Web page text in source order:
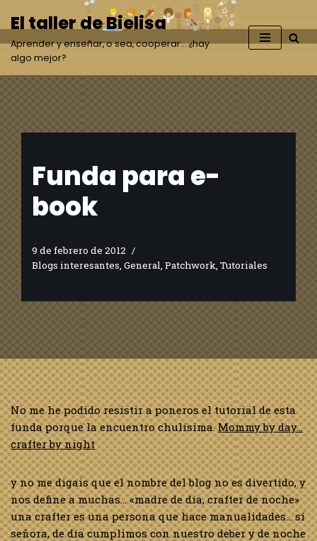
Saltar
al
contenido
El taller de Bielisa
Aprender y enseñar, o sea, cooperar… ¿hay
algo mejor?
Funda para e-
book
9 de febrero de 2012
Blogs interesantes, General, Patchwork, Tutoriales
No me he podido resistir a poneros el tutorial de esta
funda porque la encuentro chulísima.Mommy by day…
crafter by night
y no me digais que el nombre del blog no es divertido, y
nos define a muchas… «madre de día, crafter de noche»
una crafter es una persona que hace manualidades… sí
señora, de día cumplimos con nuestro deber y de noche